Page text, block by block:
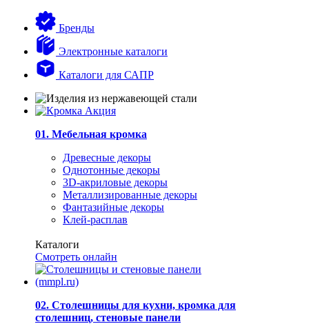
Бренды
Электронные каталоги
Каталоги для САПР
01. Мебельная кромка
Древесные декоры
Однотонные декоры
3D-акриловые декоры
Металлизированные декоры
Фантазийные декоры
Клей-расплав
Каталоги
Смотреть онлайн
02. Столешницы для кухни, кромка для
столешниц, стеновые панели